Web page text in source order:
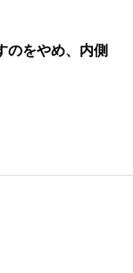
のをやめ、内側